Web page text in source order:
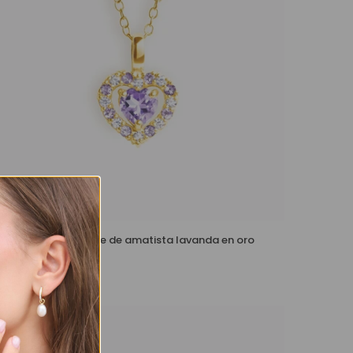
Collar con colgante de amatista lavanda en oro
vermeil de 18 k
£139 – £149